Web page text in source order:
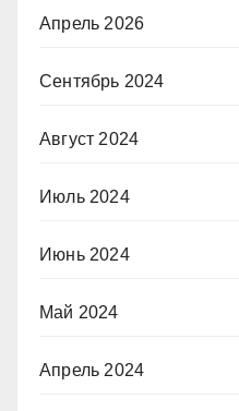
Апрель 2026
Сентябрь 2024
Август 2024
Июль 2024
Июнь 2024
Май 2024
Апрель 2024